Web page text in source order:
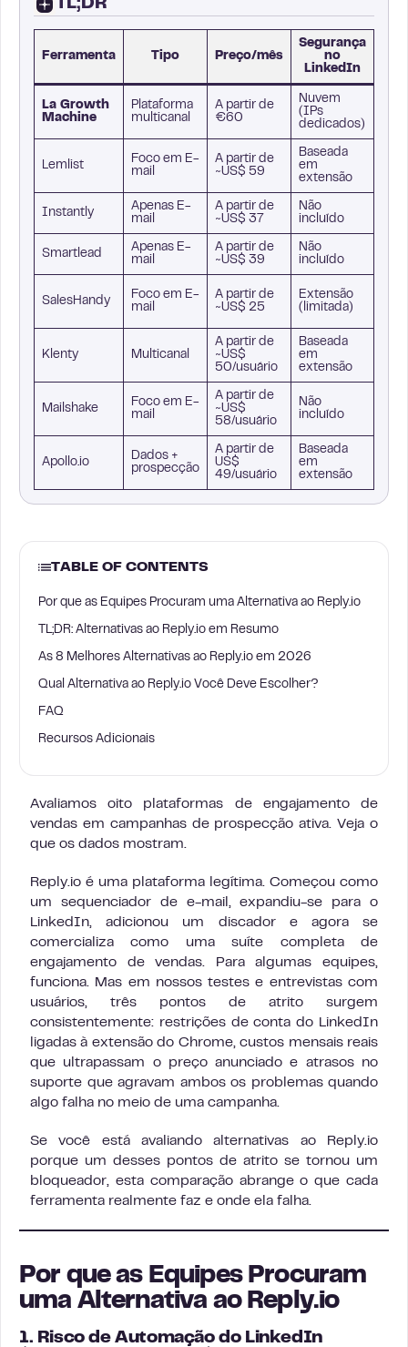
TL;DR
Ferramenta Tipo Preço/mês
Segurança
no
LinkedIn
La Growth
Machine
Plataforma
multicanal
A partir de
€60
Nuvem
(IPs
dedicados)
Lemlist
Foco em E-
mail
A partir de
~US$ 59
Baseada
em
extensão
Instantly
Apenas E-
mail
A partir de
~US$ 37
Não
incluído
Smartlead
Apenas E-
mail
A partir de
~US$ 39
Não
incluído
SalesHandy
Foco em E-
mail
A partir de
~US$ 25
Extensão
(limitada)
Klenty Multicanal
A partir de
~US$
50/usuário
Baseada
em
extensão
Mailshake
Foco em E-
mail
A partir de
~US$
58/usuário
Não
incluído
Apollo.io
Dados +
prospecção
A partir de
US$
49/usuário
Baseada
em
extensão
TABLE OF CONTENTS
Por que as Equipes Procuram uma Alternativa ao Reply.io
TL;DR: Alternativas ao Reply.io em Resumo
As 8 Melhores Alternativas ao Reply.io em 2026
Qual Alternativa ao Reply.io Você Deve Escolher?
FAQ
Recursos Adicionais
Avaliamos oito plataformas de engajamento de
vendas em campanhas de prospecção ativa. Veja o
que os dados mostram.
Reply.io é uma plataforma legítima. Começou como
um sequenciador de e-mail, expandiu-se para o
LinkedIn, adicionou um discador e agora se
comercializa como uma suíte completa de
engajamento de vendas. Para algumas equipes,
funciona. Mas em nossos testes e entrevistas com
usuários, três pontos de atrito surgem
consistentemente: restrições de conta do LinkedIn
ligadas à extensão do Chrome, custos mensais reais
que ultrapassam o preço anunciado e atrasos no
suporte que agravam ambos os problemas quando
algo falha no meio de uma campanha.
Se você está avaliando alternativas ao Reply.io
porque um desses pontos de atrito se tornou um
bloqueador, esta comparação abrange o que cada
ferramenta realmente faz e onde ela falha.
Por que as Equipes Procuram
uma Alternativa ao Reply.io
1. Risco de Automação do LinkedIn